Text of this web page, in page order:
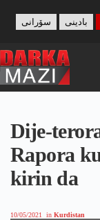
content
بادینی سۆرانی
Dije-
Rapora
kirin da
10/05/2021 in Kurdistan